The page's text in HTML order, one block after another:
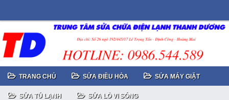
TRANG CHỦ SỬA ĐIỀU HÒA SỬA MÁY GIẶT
SỬA TỦ LẠNH SỬA LÒ VI SÓNG